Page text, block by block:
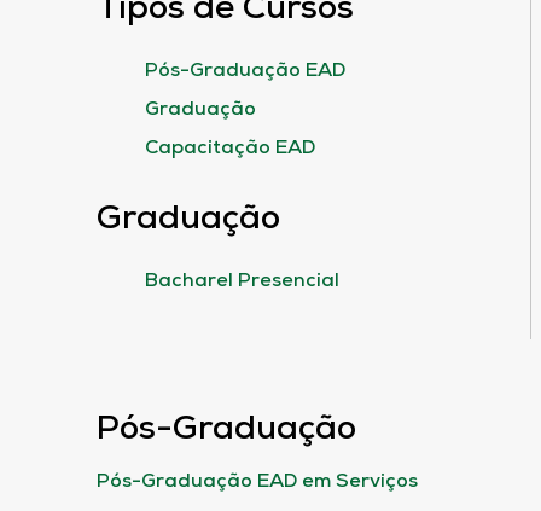
Tipos de Cursos
Pós-Graduação EAD
Graduação
Capacitação EAD
Graduação
Bacharel Presencial
Pós-Graduação
Pós-Graduação EAD em Serviços